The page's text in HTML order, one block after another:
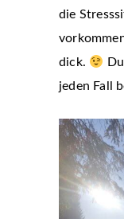
die
dick.
jeden Fall